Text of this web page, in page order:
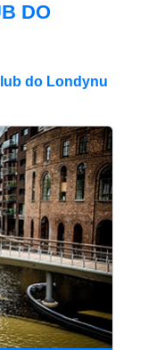
DO
do Londynu